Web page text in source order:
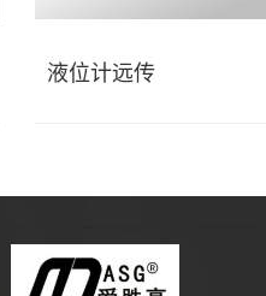
液位计远传